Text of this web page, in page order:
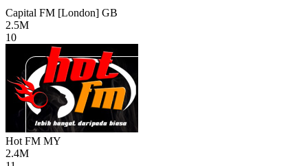
Capital FM [London] GB
2.5M
10
Hot FM MY
2.4M